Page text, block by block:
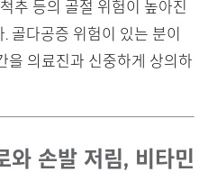
추 등의 골절 위험이 높아진
골다공증 위험이 있는 분이
을 의료진과 신중하게 상의하
와 손발 저림, 비타민